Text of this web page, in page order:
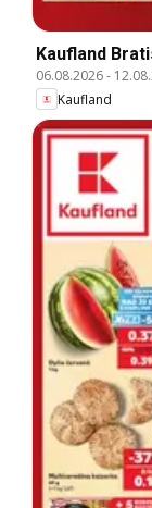
Kaufland
06.08.2026-
Kaufland